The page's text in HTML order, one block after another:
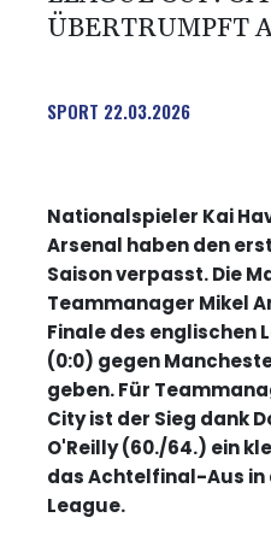
ÜBERTRUMPFT
SPORT 22.03.2026
Nationalspieler Kai
Arsenal haben den
Saison verpasst. Die
Teammanager Mikel
Finale des englischen
(0:0) gegen
geben. Für
City ist der Sieg dank
O'Reilly (60./64.) ein
das Achtelfinal-Aus in
League.